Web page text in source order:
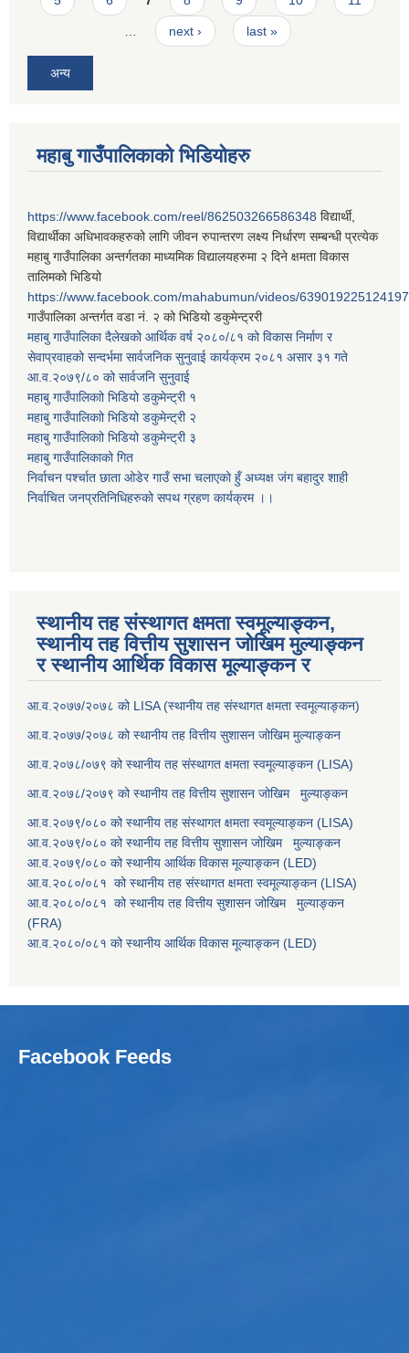
next › last »
अन्य
महाबु गाउँपालिकाको भिडियोहरु
https://www.facebook.com/reel/862503266586348 विद्यार्थी,
विद्यार्थीका अधिभावकहरुको लागि जीवन रुपान्तरण लक्ष्य निर्धारण सम्बन्धी प्रत्येक
महाबु गाउँपालिका अन्तर्गतका माध्यमिक विद्यालयहरुमा २ दिने क्षमता विकास
तालिमको भिडियो
https://www.facebook.com/mahabumun/videos/639019225124197
गाउँपालिका अन्तर्गत वडा नं. २ को भिडियो डकुमेन्ट्ररी
महाबु गाउँपालिका दैलेखको आर्थिक वर्ष २०८०/८१ को विकास निर्माण र
सेवाप्रवाहको सन्दर्भमा सार्वजनिक सुनुवाई कार्यक्रम २०८१ असार ३१ गते
आ.व.२०७९/८० को सार्वजनि सुनुवाई
महाबु गाउँपालिकाो भिडियो डकुमेन्ट्री १
महाबु गाउँपालिकाो भिडियो डकुमेन्ट्री २
महाबु गाउँपालिकाो भिडियो डकुमेन्ट्री ३
महाबु गाउँपालिकाको गित
निर्वाचन पर्श्चात छाता ओडेर गाउँ सभा चलाएको हुँ अध्यक्ष जंग बहादुर शाही
निर्वाचित जनप्रतिनिधिहरुको सपथ ग्रहण कार्यक्रम ।।
स्थानीय तह संस्थागत क्षमता स्वमूल्याङ्कन,
स्थानीय तह वित्तीय सुशासन जोखिम मुल्याङ्कन
र स्थानीय आर्थिक विकास मूल्याङ्कन र
आ.व.२०७७/२०७८ को LISA (स्थानीय तह संस्थागत क्षमता स्वमूल्याङ्कन)
आ.व.२०७७/२०७८ को स्थानीय तह वित्तीय सुशासन जोखिम मुल्याङ्कन
आ.व.२०७८/०७९ को स्थानीय तह संस्थागत क्षमता स्वमूल्याङ्कन (LISA)
आ.व.२०७८/२०७९ को स्थानीय तह वित्तीय सुशासन जोखिम मुल्याङ्कन
आ.व.२०७९/०८० को स्थानीय तह संस्थागत क्षमता स्वमूल्याङ्कन (LISA)
आ.व.२०७९/०८० को स्थानीय तह वित्तीय सुशासन जोखिम मुल्याङ्कन
आ.व.२०७९/०८० को स्थानीय आर्थिक विकास मूल्याङ्कन (LED)
आ.व.२०८०/०८१ को स्थानीय तह संस्थागत क्षमता स्वमूल्याङ्कन (LISA)
आ.व.२०८०/०८१ को स्थानीय तह वित्तीय सुशासन जोखिम मुल्याङ्कन
(FRA)
आ.व.२०८०/०८१ को स्थानीय आर्थिक विकास मूल्याङ्कन (LED)
Facebook Feeds